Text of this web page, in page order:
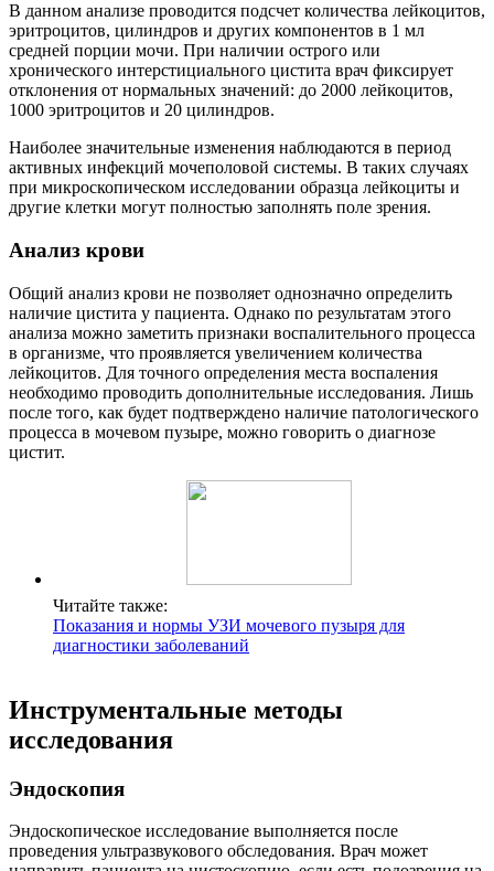
В данном анализе проводится подсчет количества лейкоцитов,
эритроцитов, цилиндров и других компонентов в 1 мл
средней порции мочи. При наличии острого или
хронического интерстициального цистита врач фиксирует
отклонения от нормальных значений: до 2000 лейкоцитов,
1000 эритроцитов и 20 цилиндров.
Наиболее значительные изменения наблюдаются в период
активных инфекций мочеполовой системы. В таких случаях
при микроскопическом исследовании образца лейкоциты и
другие клетки могут полностью заполнять поле зрения.
Анализ крови
Общий анализ крови не позволяет однозначно определить
наличие цистита у пациента. Однако по результатам этого
анализа можно заметить признаки воспалительного процесса
в организме, что проявляется увеличением количества
лейкоцитов. Для точного определения места воспаления
необходимо проводить дополнительные исследования. Лишь
после того, как будет подтверждено наличие патологического
процесса в мочевом пузыре, можно говорить о диагнозе
цистит.
Читайте также:
Показания и нормы УЗИ мочевого пузыря для
диагностики заболеваний
Инструментальные методы
исследования
Эндоскопия
Эндоскопическое исследование выполняется после
проведения ультразвукового обследования. Врач может